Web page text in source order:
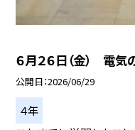
６月２６日（金） 電気
公開日 2026/06/29
４年